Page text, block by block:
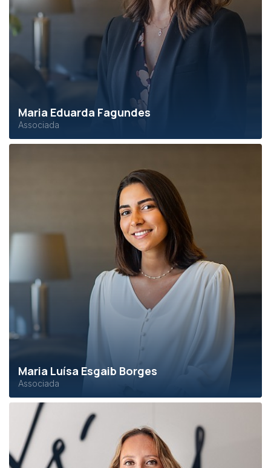
Maria Eduarda Fagundes
Associada
Maria Luísa Esgaib Borges
Associada